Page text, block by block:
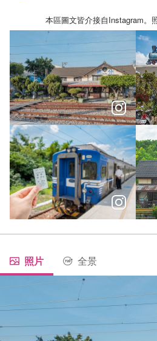
本區圖文皆介接自Instagram。
＼ 考前祈福追分車站散策指南，考
臺
照片 全景